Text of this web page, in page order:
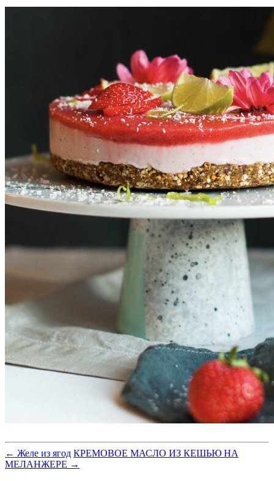
← Желе из ягод КРЕМОВОЕ МАСЛО ИЗ КЕШЬЮ НА
МЕЛАНЖЕРЕ →